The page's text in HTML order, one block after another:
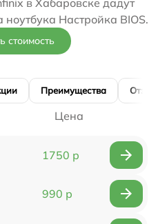
ноутбука Настройка BIOS.
стоимость
Преимущества
Цена
1750 р
990 р